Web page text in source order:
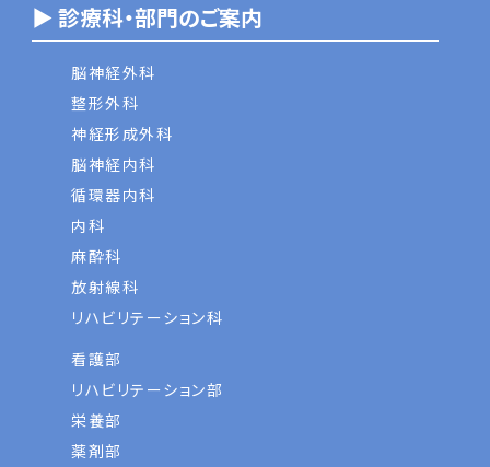
▶ 診療科・部門のご案内
脳神経外科
整形外科
神経形成外科
脳神経内科
循環器内科
内科
麻酔科
放射線科
リハビリテーション科
看護部
リハビリテーション部
栄養部
薬剤部